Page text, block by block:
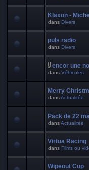
Klaxon -
dans Divers
puls radio
dans Divers
encor une
dans Véhicules
Merry
dansActualitée
Pack de 22
dansActualitée
Virtua Racing
dans Films ou
Wipeout Cup